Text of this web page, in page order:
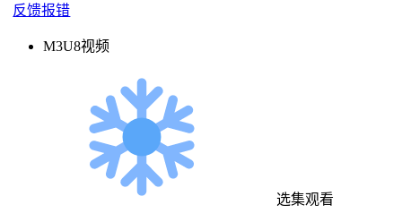
反馈报错
M3U8视频
选集观看